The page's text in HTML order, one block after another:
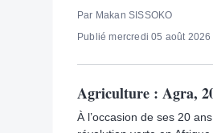
Par Makan SISSOKO
Publié mercredi 05 août 2026
Agriculture : Agra,
À l’occasion de ses 20